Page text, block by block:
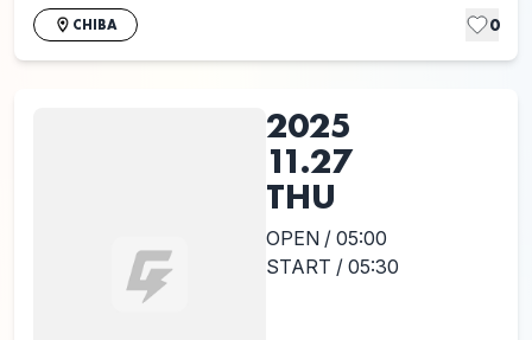
CHIBA 0
2025
11.27
THU
OPEN / 05:00
START / 05:30